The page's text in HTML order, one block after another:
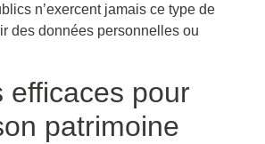
n’exercent jamais ce type de
des données personnelles ou
efficaces pour
patrimoine